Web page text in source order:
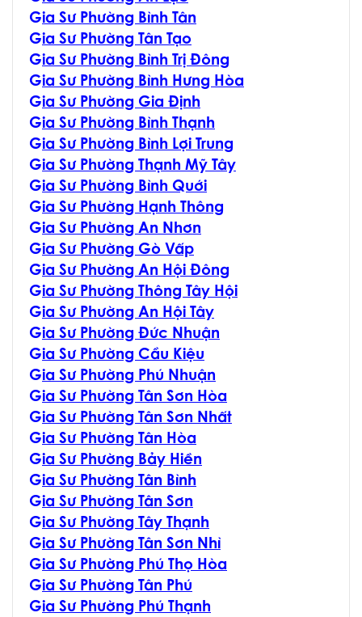
Gia Sư Phường Bình Tân
Gia Sư Phường Tân Tạo
Gia Sư Phường Bình Trị Đông
Gia Sư Phường Bình Hưng Hòa
Gia Sư Phường Gia Định
Gia Sư Phường Bình Thạnh
Gia Sư Phường Bình Lợi Trung
Gia Sư Phường Thạnh Mỹ Tây
Gia Sư Phường Bình Quới
Gia Sư Phường Hạnh Thông
Gia Sư Phường An Nhơn
Gia Sư Phường Gò Vấp
Gia Sư Phường An Hội Đông
Gia Sư Phường Thông Tây Hội
Gia Sư Phường An Hội Tây
Gia Sư Phường Đức Nhuận
Gia Sư Phường Cầu Kiệu
Gia Sư Phường Phú Nhuận
Gia Sư Phường Tân Sơn Hòa
Gia Sư Phường Tân Sơn Nhất
Gia Sư Phường Tân Hòa
Gia Sư Phường Bảy Hiền
Gia Sư Phường Tân Bình
Gia Sư Phường Tân Sơn
Gia Sư Phường Tây Thạnh
Gia Sư Phường Tân Sơn Nhì
Gia Sư Phường Phú Thọ Hòa
Gia Sư Phường Tân Phú
Gia Sư Phường Phú Thạnh